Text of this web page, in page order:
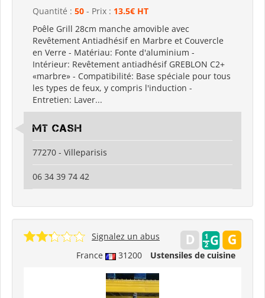
Quantité : 50 - Prix : 13.5€ HT
Poêle Grill 28cm manche amovible avec
Revêtement Antiadhésif en Marbre et Couvercle
en Verre - Matériau: Fonte d'aluminium -
Intérieur: Revêtement antiadhésif GREBLON C2+
«marbre» - Compatibilité: Base spéciale pour tous
les types de feux, y compris l'induction -
Entretien: Laver...
MT CASH
77270 - Villeparisis
06 34 39 74 42
France 31200 Ustensiles de cuisine
Signalez un abus